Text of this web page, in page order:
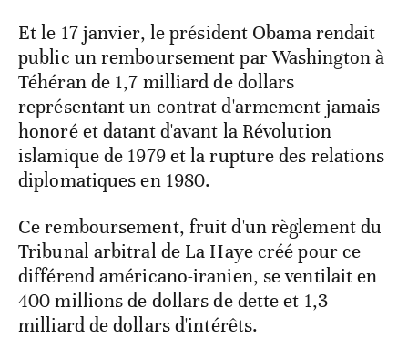
Et le 17 janvier, le président Obama rendait
public un remboursement par Washington à
Téhéran de 1,7 milliard de dollars
représentant un contrat d'armement jamais
honoré et datant d'avant la Révolution
islamique de 1979 et la rupture des relations
diplomatiques en 1980.
Ce remboursement, fruit d'un règlement du
Tribunal arbitral de La Haye créé pour ce
différend américano-iranien, se ventilait en
400 millions de dollars de dette et 1,3
milliard de dollars d'intérêts.